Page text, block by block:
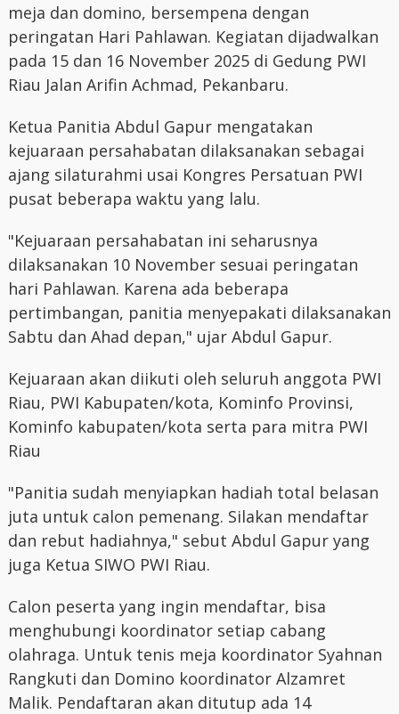
meja dan domino, bersempena dengan
peringatan Hari Pahlawan. Kegiatan dijadwalkan
pada 15 dan 16 November 2025 di Gedung PWI
Riau Jalan Arifin Achmad, Pekanbaru.
Ketua Panitia Abdul Gapur mengatakan
kejuaraan persahabatan dilaksanakan sebagai
ajang silaturahmi usai Kongres Persatuan PWI
pusat beberapa waktu yang lalu.
"Kejuaraan persahabatan ini seharusnya
dilaksanakan 10 November sesuai peringatan
hari Pahlawan. Karena ada beberapa
pertimbangan, panitia menyepakati dilaksanakan
Sabtu dan Ahad depan," ujar Abdul Gapur.
Kejuaraan akan diikuti oleh seluruh anggota PWI
Riau, PWI Kabupaten/kota, Kominfo Provinsi,
Kominfo kabupaten/kota serta para mitra PWI
Riau
"Panitia sudah menyiapkan hadiah total belasan
juta untuk calon pemenang. Silakan mendaftar
dan rebut hadiahnya," sebut Abdul Gapur yang
juga Ketua SIWO PWI Riau.
Calon peserta yang ingin mendaftar, bisa
menghubungi koordinator setiap cabang
olahraga. Untuk tenis meja koordinator Syahnan
Rangkuti dan Domino koordinator Alzamret
Malik. Pendaftaran akan ditutup ada 14